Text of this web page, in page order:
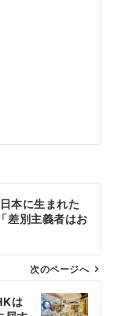
本に生まれた
差別主義者はお
次のページへ
は